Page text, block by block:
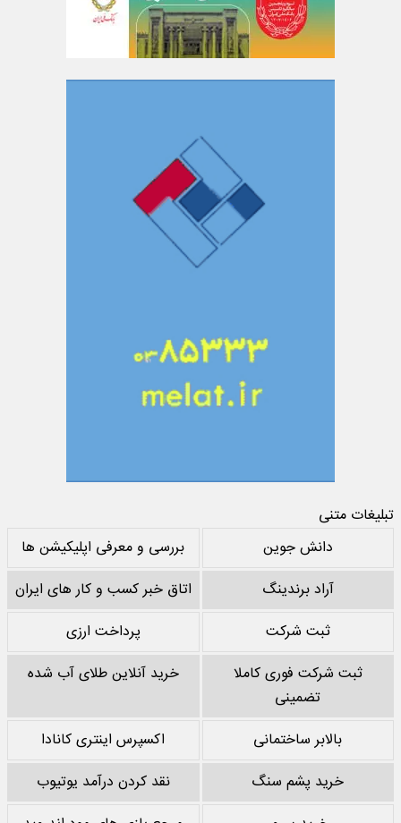
تبلیغات متنی
دانش جوین
بررسی و معرفی اپلیکیشن ها
آراد برندینگ
اتاق خبر کسب و کار های ایران
ثبت شرکت
پرداخت ارزی
ثبت شرکت فوری کاملا
تضمینی
خرید آنلاین طلای آب شده
بالابر ساختمانی
اکسپرس اینتری کانادا
خرید پشم سنگ
نقد کردن درآمد یوتیوب